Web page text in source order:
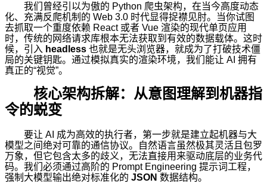
我们曾经引以为傲的 Python 爬虫架构，在当今高度动态
化、充满反爬机制的 Web 3.0 时代显得捉襟见肘。当你试图
去抓取一个重度依赖 React 或者 Vue 渲染的现代单页应用
时，传统的网络请求库根本无法获取到有效的数据载体。这时
候，引入 headless 也就是无头浏览器，就成为了打破技术僵
局的关键钥匙。通过模拟真实的渲染环境，我们能让 AI 拥有
真正的“视觉”。
核心架构拆解：从意图理解到机器指
令的蜕变
要让 AI 成为高效的执行者，第一步就是建立起机器与大
模型之间绝对可靠的通信协议。自然语言虽然极其灵活且包罗
万象，但它包含太多的歧义，无法直接用来驱动底层的业务代
码。我们必须通过高阶的 Prompt Engineering 提示词工程，
强制大模型输出绝对标准化的 JSON 数据结构。